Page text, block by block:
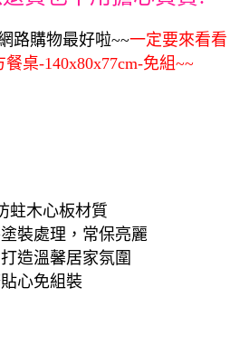
路購物最好啦~~一定要來看看
桌-140x80x77cm-免組~~
蛀木心板材質
裝處理，常保亮麗
造溫馨居家氛圍
心免組裝